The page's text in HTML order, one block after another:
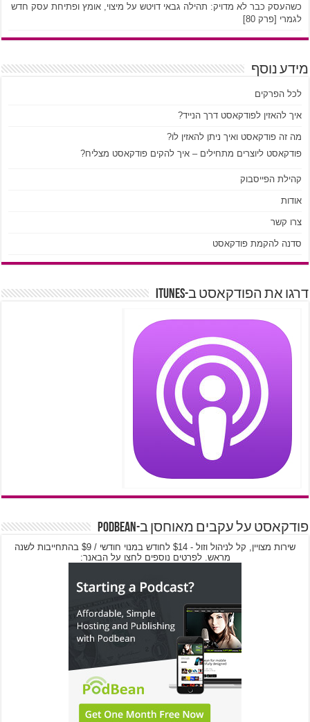
כשהעסק כבר לא מדויק: תהילה גבאי דויטש על מיצוי, אומץ ופתיחת עסק חדש
לגמרי [פרק 80]
מידע נוסף
לכל הפרקים
איך להאזין לפודקאסט דרך הנייד?
מה זה פודקאסט ואיך ניתן להאזין לו?
פודקאסט ליוצרים מתחילים – איך להקים פודקאסט מצליח?
קהילת הפייסבוק
אודות
צרו קשר
סדנה להקמת פודקאסט
דרגו את הפודקאסט ב-iTunes
פודקאסט על עקבים מאוחסן ב-PodBean
שירות מצויין, קל לניהול וזול - $14 לחודש במנוי חודשי / $9 בהתחייבות לשנה
מראש. לפרטים נוספים לחצו על הבאנר: